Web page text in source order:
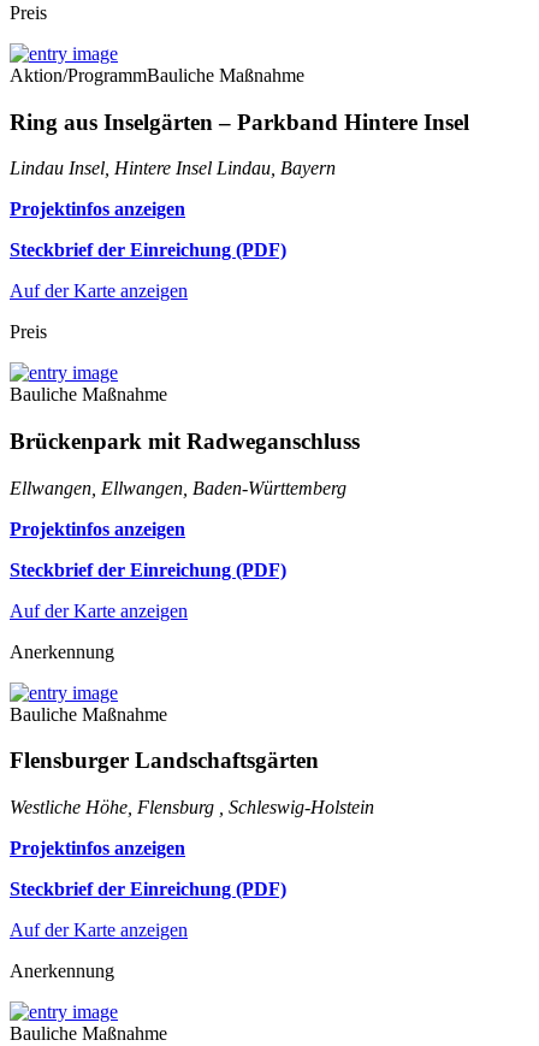
Preis
Aktion/ProgrammBauliche Maßnahme
Ring aus Inselgärten – Parkband Hintere Insel
Lindau Insel, Hintere Insel Lindau, Bayern
Projektinfos anzeigen
Steckbrief der Einreichung (PDF)
Auf der Karte anzeigen
Preis
Bauliche Maßnahme
Brückenpark mit Radweganschluss
Ellwangen, Ellwangen, Baden-Württemberg
Projektinfos anzeigen
Steckbrief der Einreichung (PDF)
Auf der Karte anzeigen
Anerkennung
Bauliche Maßnahme
Flensburger Landschaftsgärten
Westliche Höhe, Flensburg , Schleswig-Holstein
Projektinfos anzeigen
Steckbrief der Einreichung (PDF)
Auf der Karte anzeigen
Anerkennung
Bauliche Maßnahme